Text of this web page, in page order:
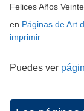
Felices Años Veinte
en Páginas de Art
imprimir
Puedes ver